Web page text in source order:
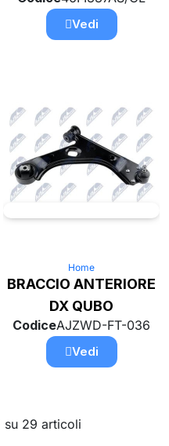
Vedi
Home
BRACCIO ANTERIORE
DX QUBO
CodiceAJZWD-FT-036
Vedi
su 29 articoli